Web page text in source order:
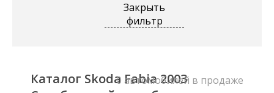
Закрыть
фильтр
Каталог Skoda Fabia 2003
0 автомобилей в продаже